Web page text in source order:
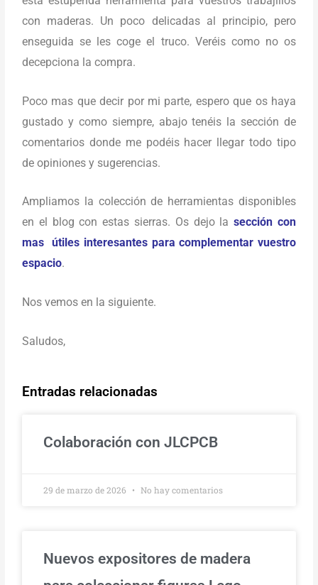
con maderas. Un poco delicadas al principio, pero
enseguida se les coge el truco. Veréis como no os
decepciona la compra.
Poco mas que decir por mi parte, espero que os haya
gustado y como siempre, abajo tenéis la sección de
comentarios donde me podéis hacer llegar todo tipo
de opiniones y sugerencias.
Ampliamos la colección de herramientas disponibles
en el blog con estas sierras. Os dejo lasección con
mas útiles interesantes para complementar vuestro
espacio.
Nos vemos en la siguiente.
Saludos,
Entradas relacionadas
Colaboración con JLCPCB
29 de marzo de 2026 No hay comentarios
Nuevos expositores de madera